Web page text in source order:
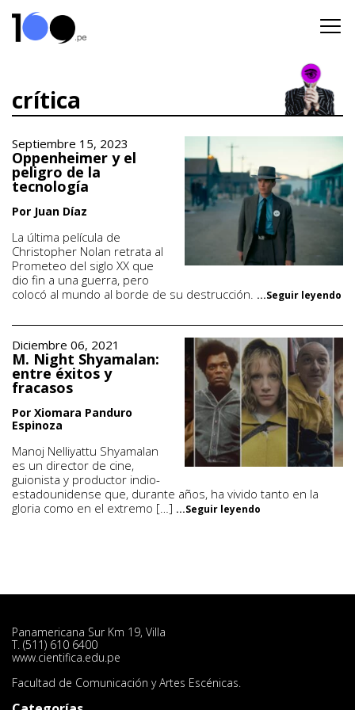
crítica
Septiembre 15, 2023
Oppenheimer y el
peligro de la
tecnología
Por Juan Díaz
La última película de
Christopher Nolan retrata al
Prometeo del siglo XX que
dio fin a una guerra, pero
colocó al mundo al borde de su destrucción. ...Seguir leyendo
Diciembre 06, 2021
M. Night Shyamalan:
entre éxitos y
fracasos
Por Xiomara Panduro
Espinoza
Manoj Nelliyattu Shyamalan
es un director de cine,
guionista y productor indio-
estadounidense que, durante años, ha vivido tanto en la
gloria como en el extremo […] ...Seguir leyendo
Panamericana Sur Km 19, Villa
T. (511) 610 6400
www.cientifica.edu.pe
Facultad de Comunicación y Artes Escénicas.